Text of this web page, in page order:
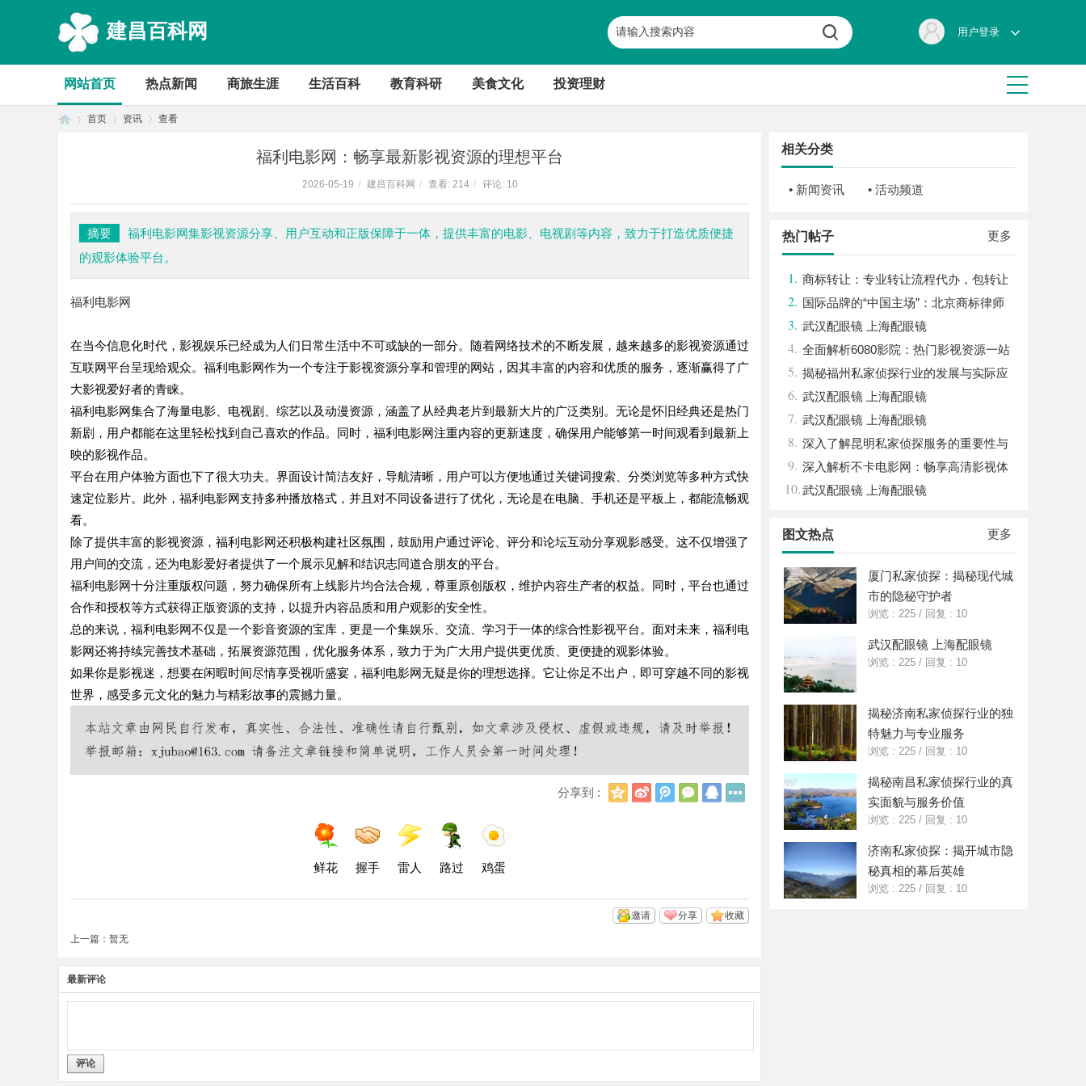
建昌百科网 用户登录
网站首页 热点新闻 商旅生涯 生活百科 教育科研 美食文化 投资理财
首页 资讯 查看
福利电影网：畅享最新影视资源的理想平台
2026-05-19 / 建昌百科网 / 查看: 214 / 评论: 10
摘要
福利电影网集影视资源分享、用户互动和正版保障于一体，提供丰富的电影、电视剧等内容，致力于打造优质便捷
的观影体验平台。
福利电影网
在当今信息化时代，影视娱乐已经成为人们日常生活中不可或缺的一部分。随着网络技术的不断发展，越来越多的影视资源通过
互联网平台呈现给观众。福利电影网作为一个专注于影视资源分享和管理的网站，因其丰富的内容和优质的服务，逐渐赢得了广
大影视爱好者的青睐。
福利电影网集合了海量电影、电视剧、综艺以及动漫资源，涵盖了从经典老片到最新大片的广泛类别。无论是怀旧经典还是热门
新剧，用户都能在这里轻松找到自己喜欢的作品。同时，福利电影网注重内容的更新速度，确保用户能够第一时间观看到最新上
映的影视作品。
平台在用户体验方面也下了很大功夫。界面设计简洁友好，导航清晰，用户可以方便地通过关键词搜索、分类浏览等多种方式快
速定位影片。此外，福利电影网支持多种播放格式，并且对不同设备进行了优化，无论是在电脑、手机还是平板上，都能流畅观
看。
除了提供丰富的影视资源，福利电影网还积极构建社区氛围，鼓励用户通过评论、评分和论坛互动分享观影感受。这不仅增强了
用户间的交流，还为电影爱好者提供了一个展示见解和结识志同道合朋友的平台。
福利电影网十分注重版权问题，努力确保所有上线影片均合法合规，尊重原创版权，维护内容生产者的权益。同时，平台也通过
合作和授权等方式获得正版资源的支持，以提升内容品质和用户观影的安全性。
总的来说，福利电影网不仅是一个影音资源的宝库，更是一个集娱乐、交流、学习于一体的综合性影视平台。面对未来，福利电
影网还将持续完善技术基础，拓展资源范围，优化服务体系，致力于为广大用户提供更优质、更便捷的观影体验。
如果你是影视迷，想要在闲暇时间尽情享受视听盛宴，福利电影网无疑是你的理想选择。它让你足不出户，即可穿越不同的影视
世界，感受多元文化的魅力与精彩故事的震撼力量。
分享到 :
Q
新
浪
腾
讯
微
信
Q
鲜花 握手 雷人 路过 鸡蛋
收藏
分享
邀请
上一篇：暂无
最新评论
评论
相关分类
• 新闻资讯 • 活动频道
更多
热门帖子
1. 商标转让：专业转让流程代办，包转让
成功再付款
2. 国际品牌的“中国主场”：北京商标律师
在跨境维权中的战略支点
3. 武汉配眼镜 上海配眼镜
4. 全面解析6080影院：热门影视资源一站
式观看体验
5. 揭秘福州私家侦探行业的发展与实际应
用全解析
6. 武汉配眼镜 上海配眼镜
7. 武汉配眼镜 上海配眼镜
8. 深入了解昆明私家侦探服务的重要性与
选择指南
9. 深入解析不卡电影网：畅享高清影视体
验的最佳选择
10.武汉配眼镜 上海配眼镜
更多
图文热点
厦门私家侦探：揭秘现代城
市的隐秘守护者
浏览 : 225 / 回复 : 10
武汉配眼镜 上海配眼镜
浏览 : 225 / 回复 : 10
揭秘济南私家侦探行业的独
特魅力与专业服务
浏览 : 225 / 回复 : 10
揭秘南昌私家侦探行业的真
实面貌与服务价值
浏览 : 225 / 回复 : 10
济南私家侦探：揭开城市隐
秘真相的幕后英雄
浏览 : 225 / 回复 : 10